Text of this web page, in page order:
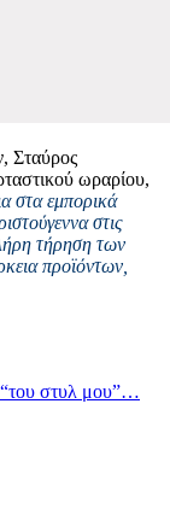
Σταύρος
ωραρίου,
στα εμπορικά
στις
τήρηση των
προϊόντων,
“του στυλ μου”…